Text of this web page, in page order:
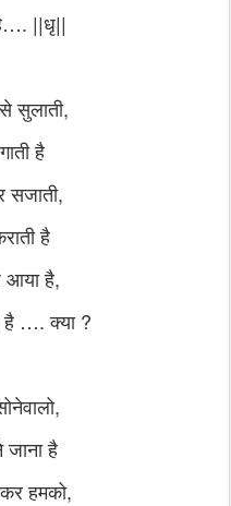
||धृ||
सुलाती,
है
सजाती,
है
आया है,
है …. क्या ?
है
हमको,